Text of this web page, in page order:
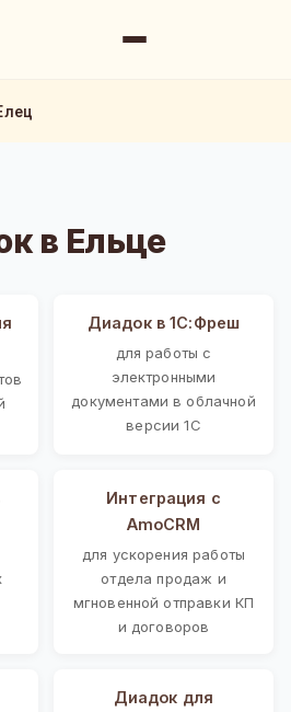
в Ельце
Диадок в 1С:Фреш
для работы с
электронными
документами в облачной
версии 1С
Интеграция с
AmoCRM
для ускорения работы
отдела продаж и
мгновенной отправки КП
и договоров
Диадок для